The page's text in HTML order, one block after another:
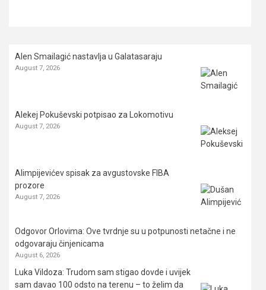
Alen Smailagić nastavlja u Galatasaraju
August 7, 2026
Alekej Pokuševski potpisao za Lokomotivu
August 7, 2026
Alimpijevićev spisak za avgustovske FIBA
prozore
August 7, 2026
Odgovor Orlovima: ​Ove tvrdnje su u potpunosti netačne i ne
odgovaraju činjenicama
August 6, 2026
Luka Vildoza: Trudom sam stigao dovde i uvijek
sam davao 100 odsto na terenu – to želim da